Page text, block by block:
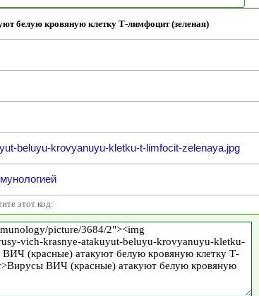
белую кровяную клетку Т-лимфоцит (зеленая)
beluyu-krovyanuyu-kletku-t-limfocit-zelenaya.jpg
этот код: